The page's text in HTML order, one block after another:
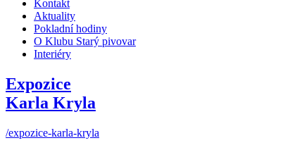
Kontakt
Aktuality
Pokladní hodiny
O Klubu Starý pivovar
Interiéry
Expozice
Karla Kryla
/expozice-karla-kryla